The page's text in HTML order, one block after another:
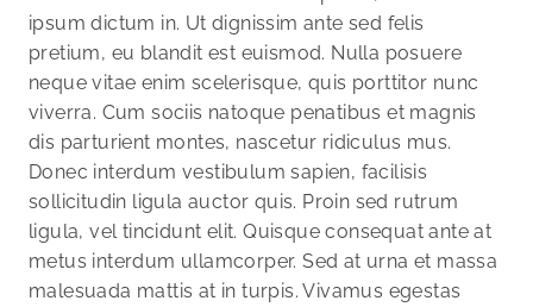
ipsum dictum in. Ut dignissim ante sed felis
pretium, eu blandit est euismod. Nulla posuere
neque vitae enim scelerisque, quis porttitor nunc
viverra. Cum sociis natoque penatibus et magnis
dis parturient montes, nascetur ridiculus mus.
Donec interdum vestibulum sapien, facilisis
sollicitudin ligula auctor quis. Proin sed rutrum
ligula, vel tincidunt elit. Quisque consequat ante at
metus interdum ullamcorper. Sed at urna et massa
malesuada mattis at in turpis. Vivamus egestas